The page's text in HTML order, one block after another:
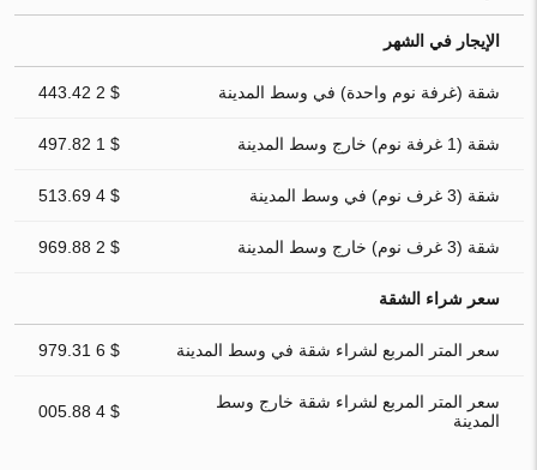
الإيجار في الشهر
شقة (غرفة نوم واحدة) في وسط المدينة $ 2 443.42
شقة (1 غرفة نوم) خارج وسط المدينة $ 1 497.82
شقة (3 غرف نوم) في وسط المدينة $ 4 513.69
شقة (3 غرف نوم) خارج وسط المدينة $ 2 969.88
سعر شراء الشقة
سعر المتر المربع لشراء شقة في وسط المدينة $ 6 979.31
سعر المتر المربع لشراء شقة خارج وسط
المدينة
$ 4 005.88